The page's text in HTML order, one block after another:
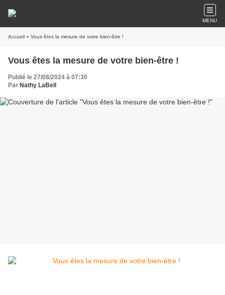
MENU
Accueil » Vous êtes la mesure de votre bien-être !
Vous êtes la mesure de votre bien-être !
Publié le 27/08/2024 à 07:30
Par Nathy LaBell